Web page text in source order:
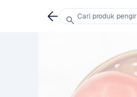
Cari produk